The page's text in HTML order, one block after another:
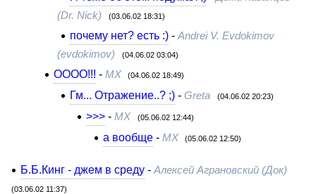
(Dr. Nick)
(03.06.02 18:31)
почему нет? есть :)- Andrei V. Evdokimov
(evdokimov)
(04.06.02 03:04)
OOOO!!! - MX (04.06.02 18:49)
Гм... Отражение..? ;)- Greta (04.06.02 20:23)
>>> -MX (05.06.02 12:44)
а вообще- МХ (05.06.02 12:50)
Б.Б.Кинг - джем в среду- Алексей Аграновский (Док)
(03.06.02 11:37)